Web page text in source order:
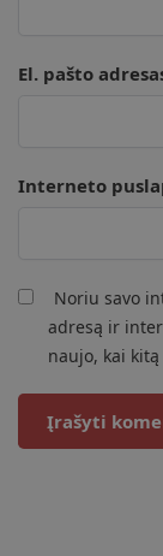
El. pašto
Interneto
Noriu savo
adresą ir
naujo, kai